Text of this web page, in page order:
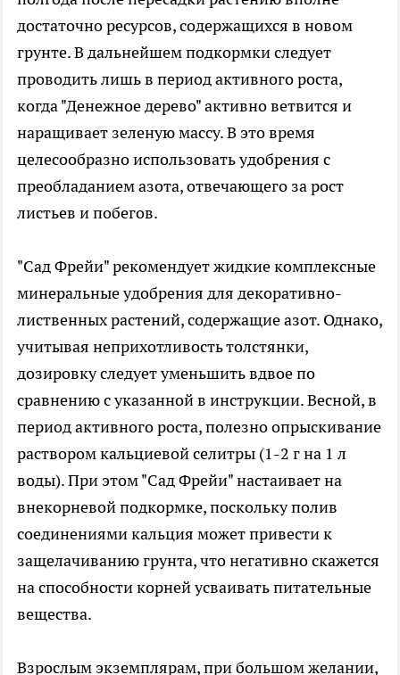
достаточно ресурсов, содержащихся в новом
грунте. В дальнейшем подкормки следует
проводить лишь в период активного роста,
когда "Денежное дерево" активно ветвится и
наращивает зеленую массу. В это время
целесообразно использовать удобрения с
преобладанием азота, отвечающего за рост
листьев и побегов.
"Сад Фрейи" рекомендует жидкие комплексные
минеральные удобрения для декоративно-
лиственных растений, содержащие азот. Однако,
учитывая неприхотливость толстянки,
дозировку следует уменьшить вдвое по
сравнению с указанной в инструкции. Весной, в
период активного роста, полезно опрыскивание
раствором кальциевой селитры (1-2 г на 1 л
воды). При этом "Сад Фрейи" настаивает на
внекорневой подкормке, поскольку полив
соединениями кальция может привести к
защелачиванию грунта, что негативно скажется
на способности корней усваивать питательные
вещества.
Взрослым экземплярам, при большом желании,